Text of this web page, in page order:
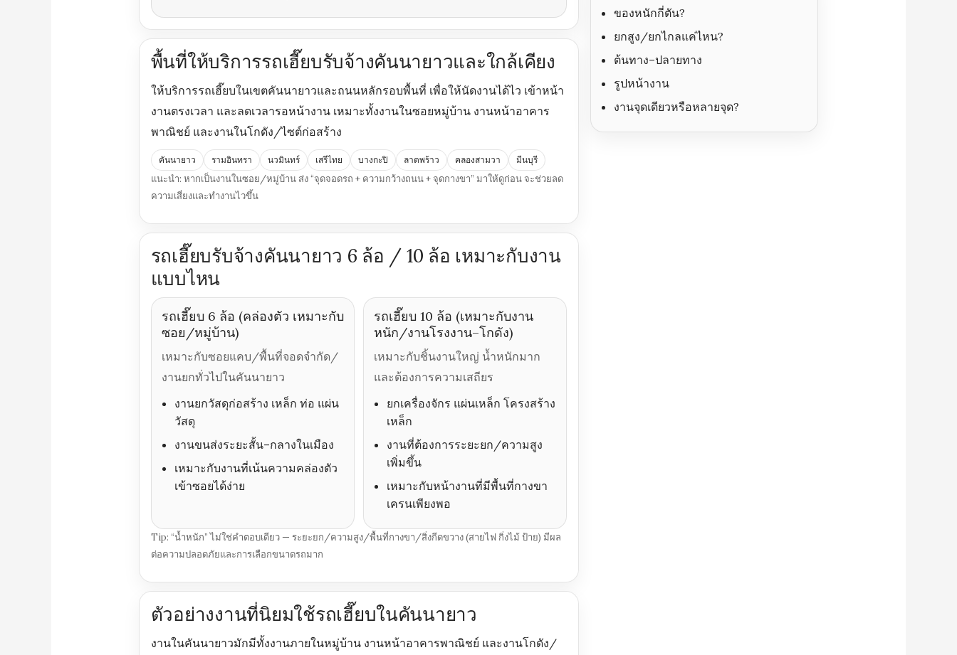
พื้นที่ให้บริการรถเฮี๊ยบรับจ้างคันนายาวและใกล้เคียง
ให้บริการรถเฮี๊ยบในเขตคันนายาวและถนนหลักรอบพื้นที่ เพื่อให้นัดงานได้ไว เข้าหน้า
งานตรงเวลา และลดเวลารอหน้างาน เหมาะทั้งงานในซอยหมู่บ้าน งานหน้าอาคาร
พาณิชย์ และงานในโกดัง/ไซต์ก่อสร้าง
คันนายาว รามอินทรา นวมินทร์ เสรีไทย บางกะปิ ลาดพร้าว คลองสามวา มีนบุรี
แนะนำ: หากเป็นงานในซอย/หมู่บ้าน ส่ง “จุดจอดรถ + ความกว้างถนน + จุดกางขา” มาให้ดูก่อน จะช่วยลด
ความเสี่ยงและทำงานไวขึ้น
รถเฮี๊ยบรับจ้างคันนายาว 6 ล้อ / 10 ล้อ เหมาะกับงาน
แบบไหน
รถเฮี๊ยบ 6 ล้อ (คล่องตัว เหมาะกับ
ซอย/หมู่บ้าน)
เหมาะกับซอยแคบ/พื้นที่จอดจำกัด/
งานยกทั่วไปในคันนายาว
งานยกวัสดุก่อสร้าง เหล็ก ท่อ แผ่น
วัสดุ
งานขนส่งระยะสั้น–กลางในเมือง
เหมาะกับงานที่เน้นความคล่องตัว
เข้าซอยได้ง่าย
รถเฮี๊ยบ 10 ล้อ (เหมาะกับงาน
หนัก/งานโรงงาน–โกดัง)
เหมาะกับชิ้นงานใหญ่ น้ำหนักมาก
และต้องการความเสถียร
ยกเครื่องจักร แผ่นเหล็ก โครงสร้าง
เหล็ก
งานที่ต้องการระยะยก/ความสูง
เพิ่มขึ้น
เหมาะกับหน้างานที่มีพื้นที่กางขา
เครนเพียงพอ
Tip: “น้ำหนัก” ไม่ใช่คำตอบเดียว — ระยะยก/ความสูง/พื้นที่กางขา/สิ่งกีดขวาง (สายไฟ กิ่งไม้ ป้าย) มีผล
ต่อความปลอดภัยและการเลือกขนาดรถมาก
ตัวอย่างงานที่นิยมใช้รถเฮี๊ยบในคันนายาว
งานในคันนายาวมักมีทั้งงานภายในหมู่บ้าน งานหน้าอาคารพาณิชย์ และงานโกดัง/
ของหนักกี่ตัน?
ยกสูง/ยกไกลแค่ไหน?
ต้นทาง–ปลายทาง
รูปหน้างาน
งานจุดเดียวหรือหลายจุด?